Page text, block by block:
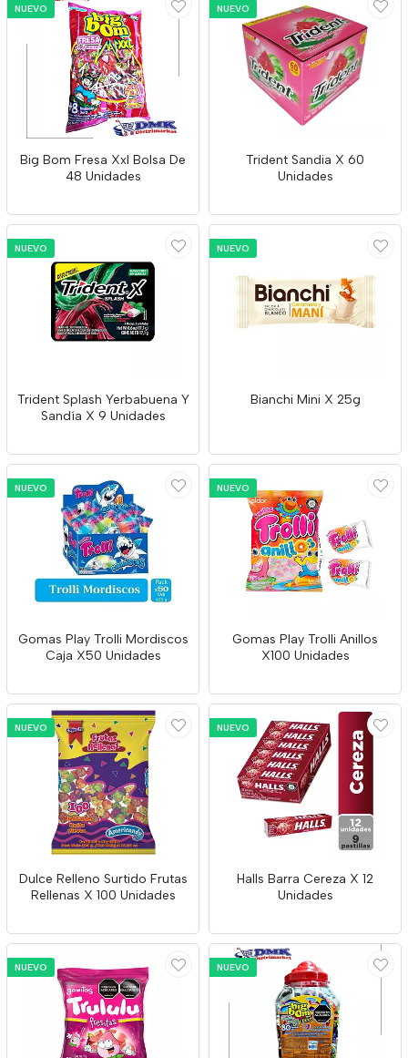
NUEVO
Big Bom Fresa Xxl Bolsa De
48 Unidades
NUEVO
Trident Sandia X 60
Unidades
NUEVO
Trident Splash Yerbabuena Y
Sandía X 9 Unidades
NUEVO
Bianchi Mini X 25g
NUEVO
Gomas Play Trolli Mordiscos
Caja X50 Unidades
NUEVO
Gomas Play Trolli Anillos
X100 Unidades
NUEVO
Dulce Relleno Surtido Frutas
Rellenas X 100 Unidades
NUEVO
Halls Barra Cereza X 12
Unidades
NUEVO NUEVO